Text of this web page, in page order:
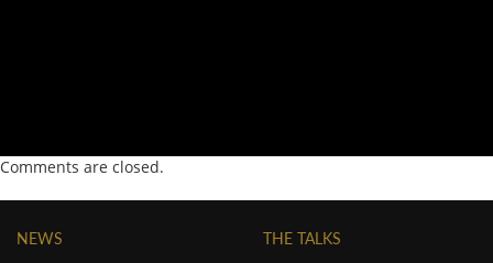
Comments are closed.
NEWS
THE TALKS